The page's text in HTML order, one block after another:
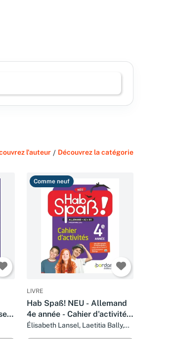
l'auteur / Découvrez la catégorie
Comme neuf
LIVRE
Hab Spaß! NEU - Allemand
4e année - Cahier d'activités
- Edition 2018
Élisabeth Lansel, Laetitia Bally,